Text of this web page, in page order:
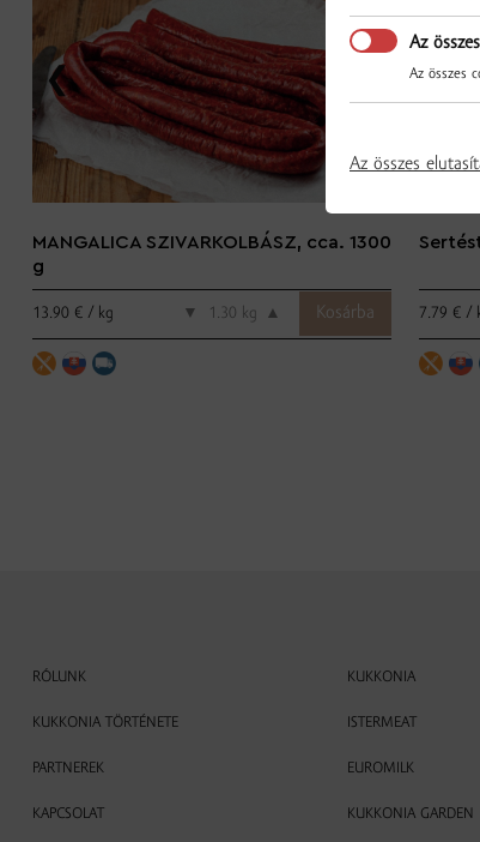
MANGALICA SZIVARKOLBÁSZ, cca. 1300
g
13.90 € / kg ▼ kg ▲ 7.79 € /
RÓLUNK
KUKKONIA TÖRTÉNETE
PARTNEREK
KAPCSOLAT
KUKKONIA
ISTERMEAT
EUROMILK
KUKKONIA GARDEN
Az
Az összes
Az összes